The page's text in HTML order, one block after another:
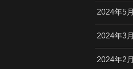
2024年5月
2024年3月
2024年2月